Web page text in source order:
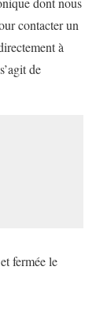
contacter un
à
de
fermée le